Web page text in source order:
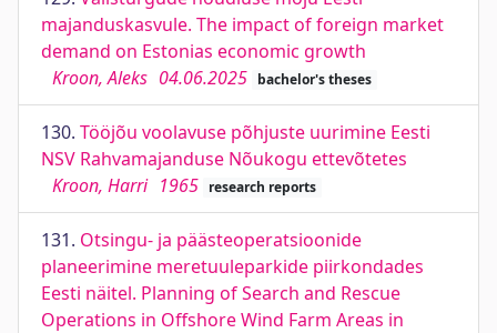
majanduskasvule. The impact of foreign market
demand on Estonias economic growth
Kroon, Aleks 04.06.2025 bachelor's theses
130. Tööjõu voolavuse põhjuste uurimine Eesti
NSV Rahvamajanduse Nõukogu ettevõtetes
Kroon, Harri 1965 research reports
131. Otsingu- ja päästeoperatsioonide
planeerimine meretuuleparkide piirkondades
Eesti näitel. Planning of Search and Rescue
Operations in Offshore Wind Farm Areas in